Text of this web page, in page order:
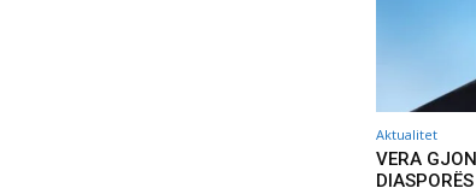
Aktualitet
VERA